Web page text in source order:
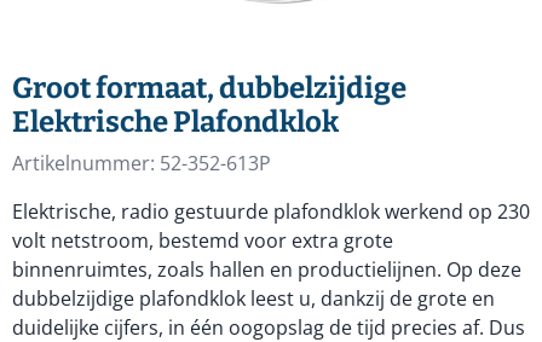
Groot formaat, dubbelzijdige
Elektrische Plafondklok
Artikelnummer: 52-352-613P
Elektrische, radio gestuurde plafondklok werkend op 230
volt netstroom, bestemd voor extra grote
binnenruimtes, zoals hallen en productielijnen. Op deze
dubbelzijdige plafondklok leest u, dankzij de grote en
duidelijke cijfers, in één oogopslag de tijd precies af. Dus